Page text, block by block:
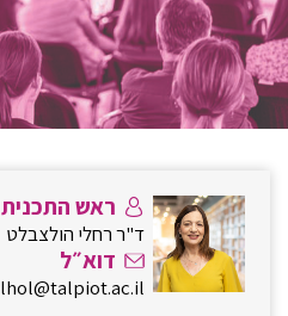
ראש התכנית
ד"ר רחלי הולצבלט
דוא״ל